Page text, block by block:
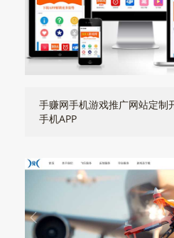
手赚网手机游戏推广网站定制
手机APP